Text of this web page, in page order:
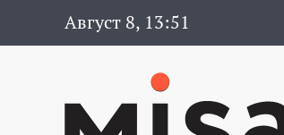
Август 8, 13:51